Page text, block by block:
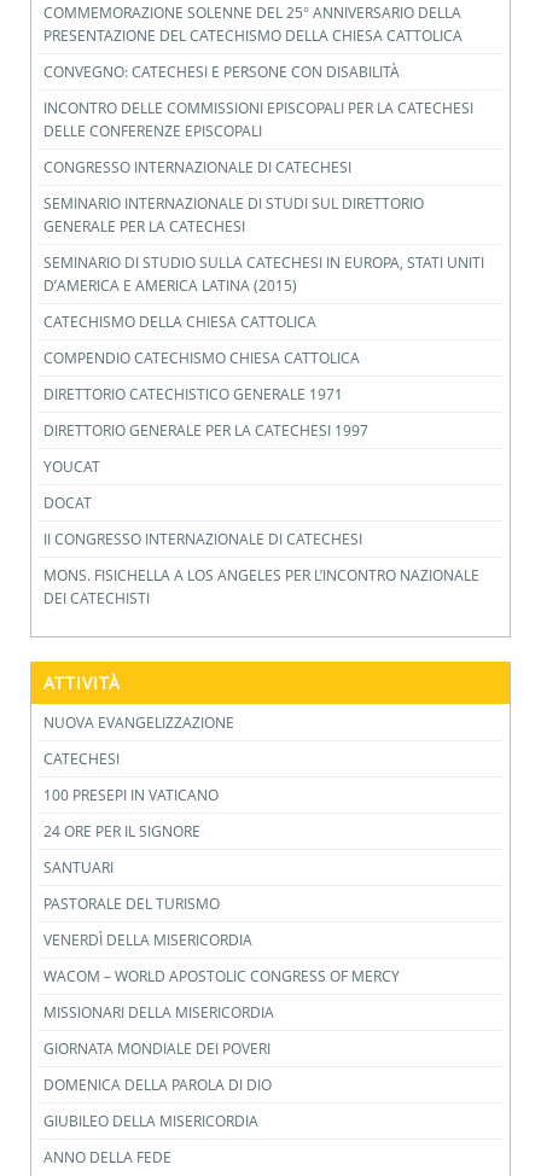
COMMEMORAZIONE SOLENNE DEL 25° ANNIVERSARIO DELLA
PRESENTAZIONE DEL CATECHISMO DELLA CHIESA CATTOLICA
CONVEGNO: CATECHESI E PERSONE CON DISABILITÀ
INCONTRO DELLE COMMISSIONI EPISCOPALI PER LA CATECHESI
DELLE CONFERENZE EPISCOPALI
CONGRESSO INTERNAZIONALE DI CATECHESI
SEMINARIO INTERNAZIONALE DI STUDI SUL DIRETTORIO
GENERALE PER LA CATECHESI
SEMINARIO DI STUDIO SULLA CATECHESI IN EUROPA, STATI UNITI
D’AMERICA E AMERICA LATINA (2015)
CATECHISMO DELLA CHIESA CATTOLICA
COMPENDIO CATECHISMO CHIESA CATTOLICA
DIRETTORIO CATECHISTICO GENERALE 1971
DIRETTORIO GENERALE PER LA CATECHESI 1997
YOUCAT
DOCAT
II CONGRESSO INTERNAZIONALE DI CATECHESI
MONS. FISICHELLA A LOS ANGELES PER L’INCONTRO NAZIONALE
DEI CATECHISTI
ATTIVITÀ
NUOVA EVANGELIZZAZIONE
CATECHESI
100 PRESEPI IN VATICANO
24 ORE PER IL SIGNORE
SANTUARI
PASTORALE DEL TURISMO
VENERDÌ DELLA MISERICORDIA
WACOM – WORLD APOSTOLIC CONGRESS OF MERCY
MISSIONARI DELLA MISERICORDIA
GIORNATA MONDIALE DEI POVERI
DOMENICA DELLA PAROLA DI DIO
GIUBILEO DELLA MISERICORDIA
ANNO DELLA FEDE